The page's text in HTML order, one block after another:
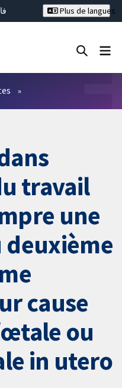
Plus de langues
travail
une
deuxième
cause
ou
in utero